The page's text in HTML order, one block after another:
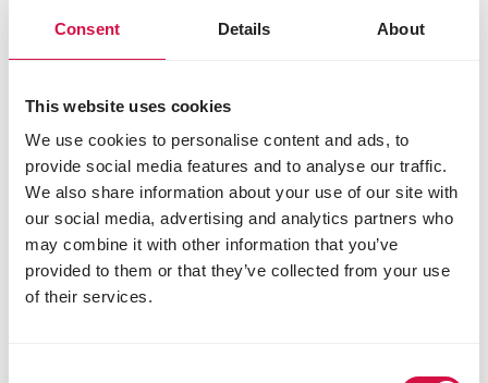
Consent Details About
This website uses cookies
We use cookies to personalise content and ads, to
provide social media features and to analyse our traffic.
We also share information about your use of our site with
our social media, advertising and analytics partners who
may combine it with other information that you’ve
provided to them or that they’ve collected from your use
of their services.